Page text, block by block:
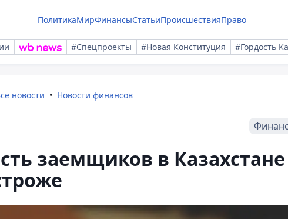
ПолитикаМирФинансыСтатьиПроисшествияПраво
#Спецпроекты #Новая Конституция #Гордость
новости Новости финансов
заемщиков в Казахстане